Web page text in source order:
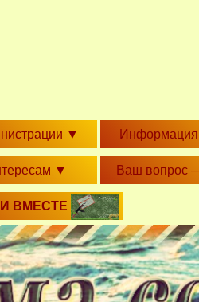
▼ Информация
▼ Ваш вопрос
ВМЕСТЕ